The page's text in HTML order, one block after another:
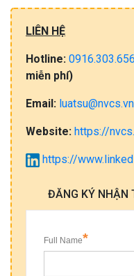
LIÊN HỆ
Hotline: 0916.303.656
miễn​ phí)
Email: luatsu@nvcs.vn
Website: https://
https://
ĐĂNG KÝ NHẬN